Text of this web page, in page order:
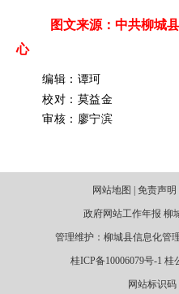
图文来源：中共柳
心
编辑：谭珂
校对：莫益金
审核：廖宁滨
网站地图 | 免责声明
政府网站工作年报 柳
管理维护：柳城县信息化管
桂ICP备10006079号-1 桂
网站标识码